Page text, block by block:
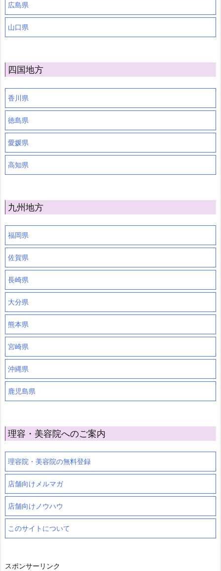
広島県
山口県
四国地方
香川県
徳島県
愛媛県
高知県
九州地方
福岡県
佐賀県
長崎県
大分県
熊本県
宮崎県
沖縄県
鹿児島県
理容・美容院へのご案内
理容院・美容院の無料登録
店舗向けメルマガ
店舗向けノウハウ
このサイトについて
スポンサーリンク